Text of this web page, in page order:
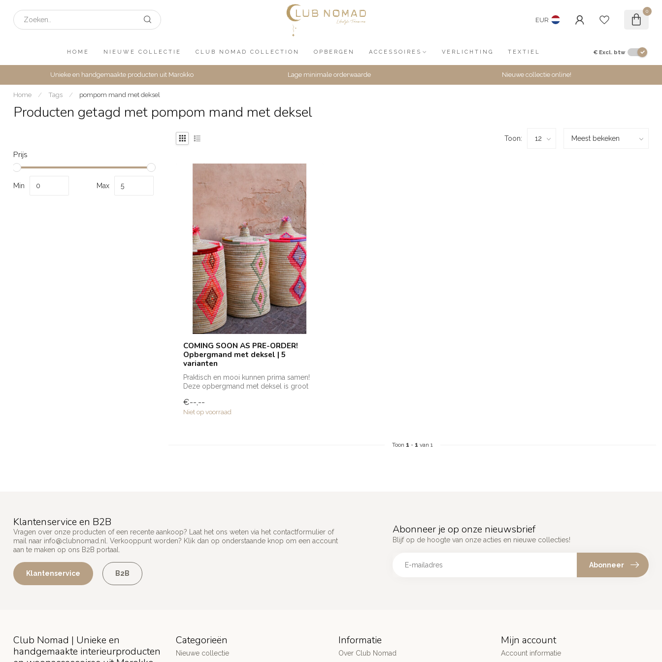
EUR
0
HOME NIEUWE COLLECTIE CLUB NOMAD COLLECTION OPBERGEN ACCESSOIRES VERLICHTING TEXTIEL € Excl. btw
Unieke en handgemaakte producten uit Marokko Lage minimale orderwaarde Nieuwe collectie online!
Home / Tags / pompom mand met deksel
Producten getagd met pompom mand met deksel
Prijs
Min Max
Toon:
COMING SOON AS PRE-ORDER!
Opbergmand met deksel | 5
varianten
Praktisch en mooi kunnen prima samen!
Deze opbergmand met deksel is groot
€--,--
Niet op voorraad
Toon 1 - 1 van 1
Klantenservice en B2B
Vragen over onze producten of een recente aankoop? Laat het ons weten via het contactformulier of
mail naar info@clubnomad.nl . Verkooppunt worden? Klik dan op onderstaande knop om een account
aan te maken op ons B2B portaal.
Klantenservice B2B
Abonneer je op onze nieuwsbrief
Blijf op de hoogte van onze acties en nieuwe collecties!
Abonneer
Club Nomad | Unieke en
handgemaakte interieurproducten
Categorieën
Nieuwe collectie
Informatie
Over Club Nomad
Mijn account
Account informatie